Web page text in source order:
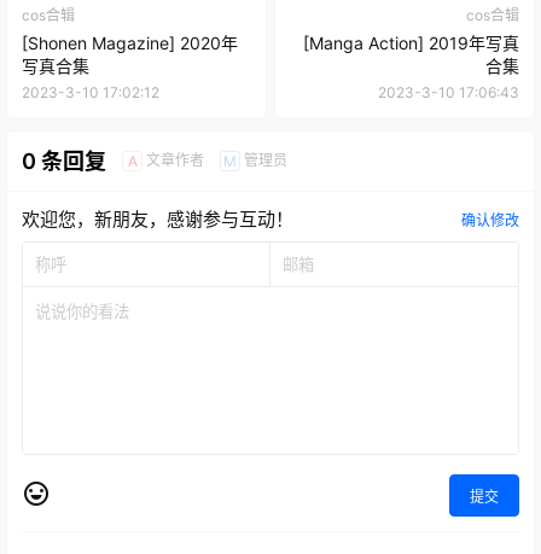
cos合辑
[Shonen Magazine] 2020年
写真合集
2023-3-10 17:02:12
cos合辑
[Manga Action] 2019年写真
合集
2023-3-10 17:06:43
0 条回复 A 文章作者 M 管理员
欢迎您，新朋友，感谢参与互动！ 确认修改
提交